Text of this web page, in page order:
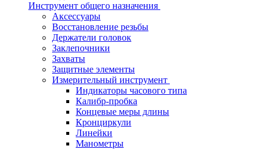
Инструмент общего назначения
Аксессуары
Восстановление резьбы
Держатели головок
Заклепочники
Захваты
Защитные элементы
Измерительный инструмент
Индикаторы часового типа
Калибр-пробка
Концевые меры длины
Кронциркули
Линейки
Манометры